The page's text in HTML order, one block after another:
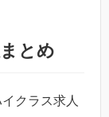
とめ
クラス求人